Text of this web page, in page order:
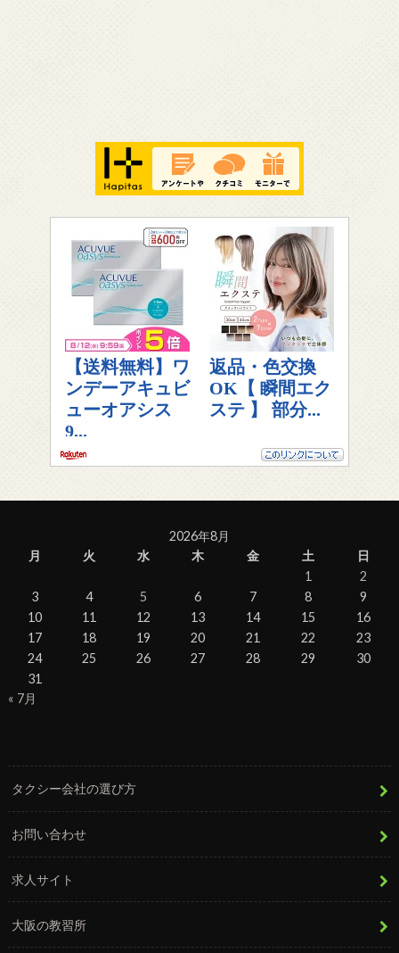
2026年8月
月
火 水 木 金 土
日
1
2
3
4 5 6 7 8
9
10
11 12 13 14 15
16
17
18 19 20 21 22
23
24
25 26 27 28 29
30
31
« 7月
タクシー会社の選び方
お問い合わせ
求人サイト
大阪の教習所